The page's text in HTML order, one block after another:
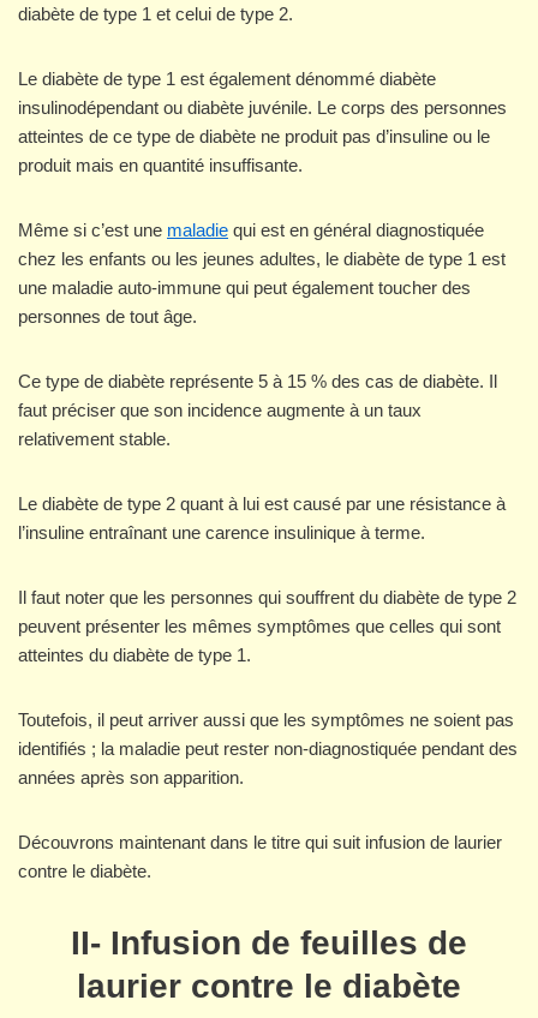
diabète de type 1 et celui de type 2.
Le diabète de type 1 est également dénommé diabète
insulinodépendant ou diabète juvénile. Le corps des personnes
atteintes de ce type de diabète ne produit pas d’insuline ou le
produit mais en quantité insuffisante.
Même si c’est une maladie qui est en général diagnostiquée
chez les enfants ou les jeunes adultes, le diabète de type 1 est
une maladie auto-immune qui peut également toucher des
personnes de tout âge.
Ce type de diabète représente 5 à 15 % des cas de diabète. Il
faut préciser que son incidence augmente à un taux
relativement stable.
Le diabète de type 2 quant à lui est causé par une résistance à
l’insuline entraînant une carence insulinique à terme.
Il faut noter que les personnes qui souffrent du diabète de type 2
peuvent présenter les mêmes symptômes que celles qui sont
atteintes du diabète de type 1.
Toutefois, il peut arriver aussi que les symptômes ne soient pas
identifiés ; la maladie peut rester non-diagnostiquée pendant des
années après son apparition.
Découvrons maintenant dans le titre qui suit infusion de laurier
contre le diabète.
II- Infusion de feuilles de
laurier contre le diabète